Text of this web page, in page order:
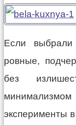
Если
ровные,
без
эксперименты